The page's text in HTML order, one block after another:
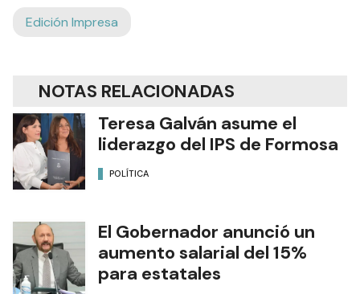
Edición Impresa
NOTAS RELACIONADAS
Teresa Galván asume el
liderazgo del IPS de Formosa
POLÍTICA
El Gobernador anunció un
aumento salarial del 15%
para estatales